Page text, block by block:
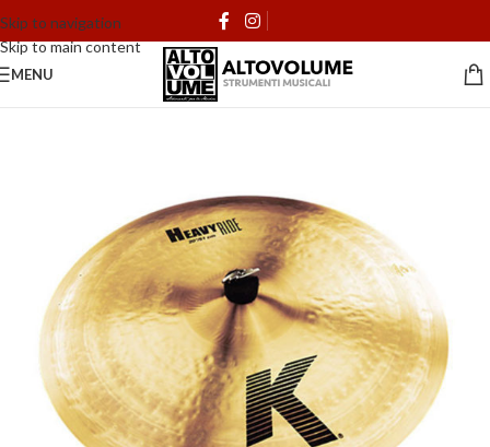
Skip to navigation
Skip to main content
MENU